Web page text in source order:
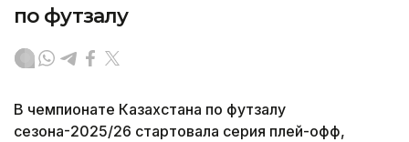
по футзалу
В чемпионате Казахстана по футзалу
сезона-2025/26 стартовала серия плей-офф,